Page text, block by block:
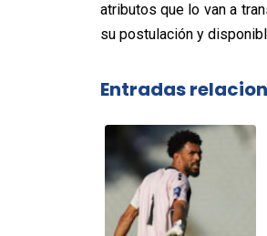
atributos que lo van a
su postulación y
Entradas